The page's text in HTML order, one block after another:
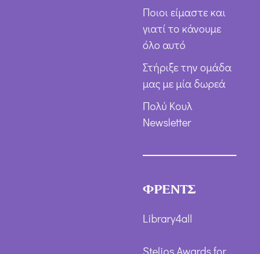
Ποιοι είμαστε και
γιατί το κάνουμε
όλο αυτό
Στήριξε την ομάδα
μας με μία δωρεά
Πολύ Κουλ
Newsletter
ΦΡΕΝΤΣ
Library4all